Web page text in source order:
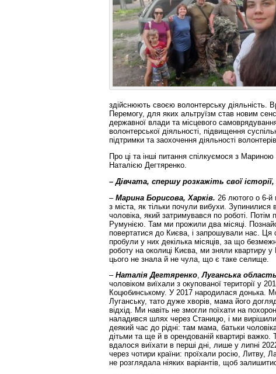
здійснюють своєю волонтерську діяльність.
Перемогу, для яких альтруїзм став новим
державної влади та місцевого
волонтерської діяльності, підвищення
підтримки та заохочення діяльності
Про ці та інші питання спілкуємося з
Наталією Дегтяренко.
– Дівчата, спершу розкажіть свої
–Марина Борисова, Харків. 26 лютого о 6-й
з міста, як тільки почули вибухи.
чоловіка, який затримувався по роботі.
Румунією. Там ми прожили два місяці.
повертатися до Києва, і запрошували нас.
пробули у них декілька місяців, за що
роботу на околиці Києва, ми зняли квартиру
цього не знала й не чула, що є таке селище.
–Наталія Дегтяренко,Луганська
чоловіком виїхали з окупованої території у
Коцюбинському. У 2017 народилася донька.
Луганську, тато дуже хворів, мама його
відхід. Ми навіть не змогли поїхати на
наладився шлях через Станицю, і ми
деякий час до рідні: там мама, батьки
дітьми та ще й в орендованій квартирі
вдалося виїхати в перші дні, лише у липні
через чотири країни: проїхали росію, Литву,
не розглядала ніяких варіантів, щоб